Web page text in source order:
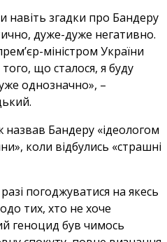
навіть згадки про Бандеру
дуже-дуже негативно.
міністром України
що сталося, я буду
однозначно», –
Бандеру «ідеологом
коли відбулись «страшні
погоджуватися на якесь
тих, хто не хоче
геноцид був чимось